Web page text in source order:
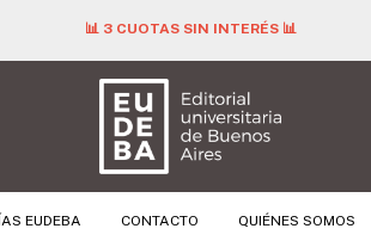
📊 3 CUOTAS SIN INTERÉS 📊
EUDEBA CONTACTO QUIÉNES SOMOS